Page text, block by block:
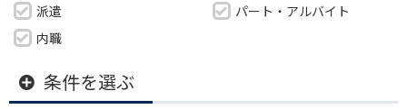
派遣
パート・アルバイト
内職
条件を選ぶ